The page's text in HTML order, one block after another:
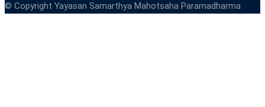
© Copyright Yayasan Samarthya Mahotsaha Paramadharma